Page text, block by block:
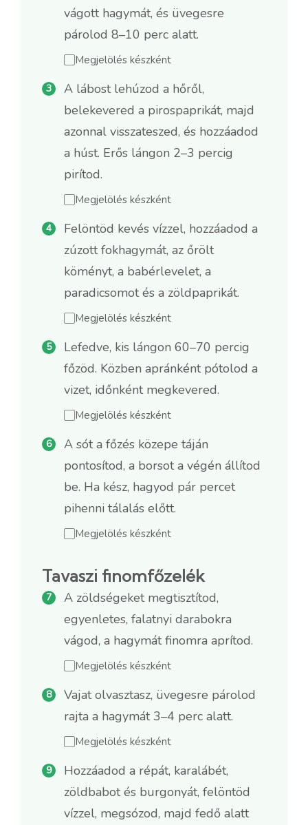
vágott hagymát, és üvegesre
párolod 8–10 perc alatt.
Megjelölés készként
A lábost lehúzod a hőről,
belekevered a pirospaprikát, majd
azonnal visszateszed, és hozzáadod
a húst. Erős lángon 2–3 percig
pirítod.
Megjelölés készként
Felöntöd kevés vízzel, hozzáadod a
zúzott fokhagymát, az őrölt
köményt, a babérlevelet, a
paradicsomot és a zöldpaprikát.
Megjelölés készként
Lefedve, kis lángon 60–70 percig
főzöd. Közben apránként pótolod a
vizet, időnként megkevered.
Megjelölés készként
A sót a főzés közepe táján
pontosítod, a borsot a végén állítod
be. Ha kész, hagyod pár percet
pihenni tálalás előtt.
Megjelölés készként
Tavaszi finomfőzelék
A zöldségeket megtisztítod,
egyenletes, falatnyi darabokra
vágod, a hagymát finomra aprítod.
Megjelölés készként
Vajat olvasztasz, üvegesre párolod
rajta a hagymát 3–4 perc alatt.
Megjelölés készként
Hozzáadod a répát, karalábét,
zöldbabot és burgonyát, felöntöd
vízzel, megsózod, majd fedő alatt